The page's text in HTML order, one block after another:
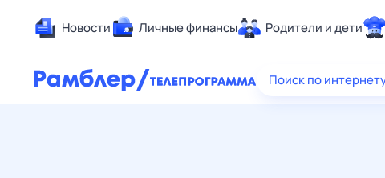
Новости Личные финансы Родители и дети
Здоровье
Поиск по